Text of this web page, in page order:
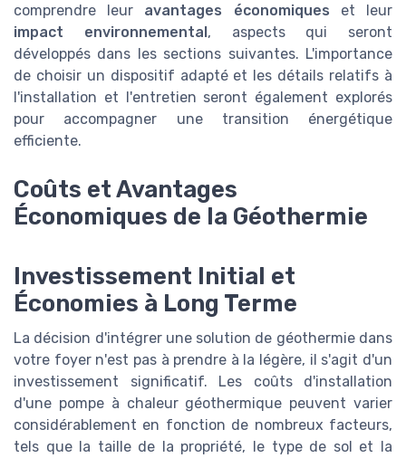
comprendre leur avantages économiques et leur
impact environnemental, aspects qui seront
développés dans les sections suivantes. L'importance
de choisir un dispositif adapté et les détails relatifs à
l'installation et l'entretien seront également explorés
pour accompagner une transition énergétique
efficiente.
Coûts et Avantages
Économiques de la Géothermie
Investissement Initial et
Économies à Long Terme
La décision d'intégrer une solution de géothermie dans
votre foyer n'est pas à prendre à la légère, il s'agit d'un
investissement significatif. Les coûts d'installation
d'une pompe à chaleur géothermique peuvent varier
considérablement en fonction de nombreux facteurs,
tels que la taille de la propriété, le type de sol et la